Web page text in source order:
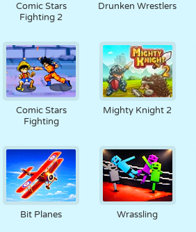
Comic Stars
Fighting 2
Drunken Wrestlers
Comic Stars
Fighting
Mighty Knight 2
Bit Planes Wrassling